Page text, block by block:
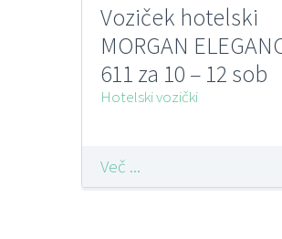
Voziček hotelski
MORGAN
611 za 10 – 12 sob
FILMOP
Hotelski vozički
Več ...